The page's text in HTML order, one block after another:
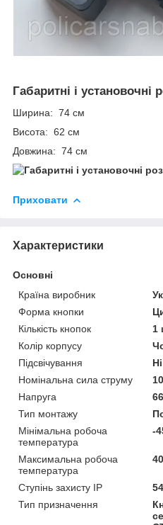
Габаритні і установочні
Ширина: 74 см
Висота: 62 см
Довжина: 74 см
Приховати
Характеристики
Основні
Країна виробник
Форма кнопки
Кількість кнопок
1
Колір корпусу
Підсвічування
Ні
Номінальна сила струму
Напруга
Тип монтажу
Мінімальна робоча
температура
-
Максимальна робоча
температура
Ступінь захисту IP
54
Тип призначення